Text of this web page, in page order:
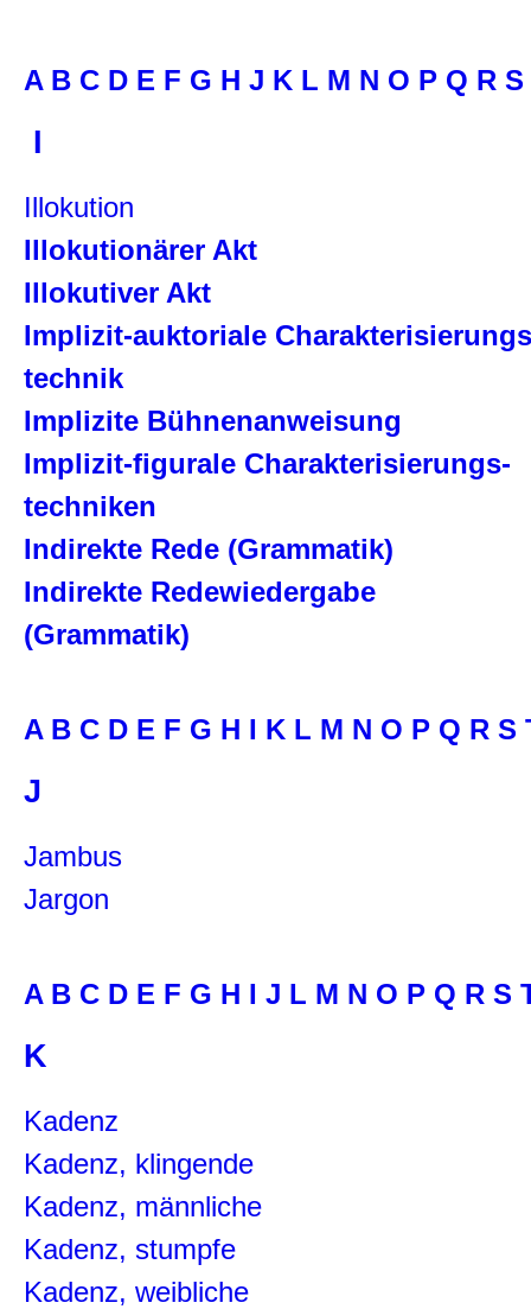
A B C D E F G H J K L M N O P Q R S
I
Illokution
Illokutionärer Akt
Illokutiver Akt
Implizit-auktoriale
technik
Implizite Bühnenanweisung
Implizit-figurale Charakterisierungs-
techniken
Indirekte Rede (Grammatik)
Indirekte Redewiedergabe
(Grammatik)
A B C D E F G H I K L M N O P Q R S
J
Jambus
Jargon
A B C D E F G H I J L M N O P Q R S
K
Kadenz
Kadenz, klingende
Kadenz, männliche
Kadenz, stumpfe
Kadenz, weibliche